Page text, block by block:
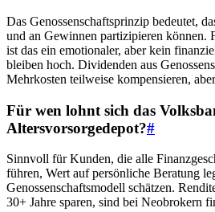
Das Genossenschaftsprinzip bedeutet,
und an Gewinnen partizipieren können.
ist das ein emotionaler, aber kein
bleiben hoch. Dividenden aus
Mehrkosten teilweise kompensieren,
Für wen lohnt sich das
Altersvorsorgedepot?#
Sinnvoll für Kunden, die alle
führen, Wert auf persönliche Beratung
Genossenschaftsmodell schätzen.
30+ Jahre sparen, sind bei Neobrokern